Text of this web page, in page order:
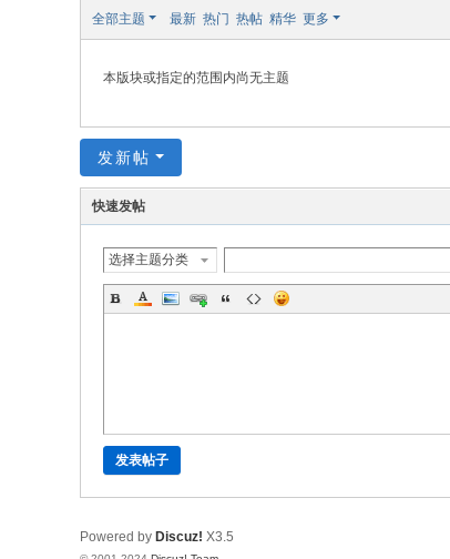
星
战
玩
家
交
全部主题 最新 热门 热帖 精华 更多
本版块或指定的范围内尚无主题
发新帖
快速发帖
选择主题分类
发表帖子
Powered by Discuz! X3.5